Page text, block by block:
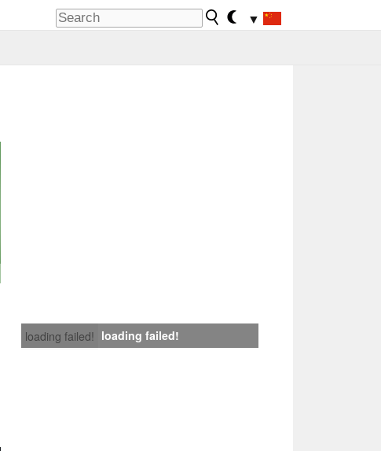
▼
loading failed! loading failed!